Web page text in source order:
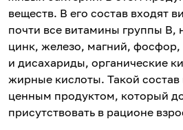
веществ. В его состав входят
почти все витамины группы В,
цинк, железо, магний,
и дисахариды, органические
жирные кислоты. Такой состав
ценным продуктом, который
присутствовать в рационе